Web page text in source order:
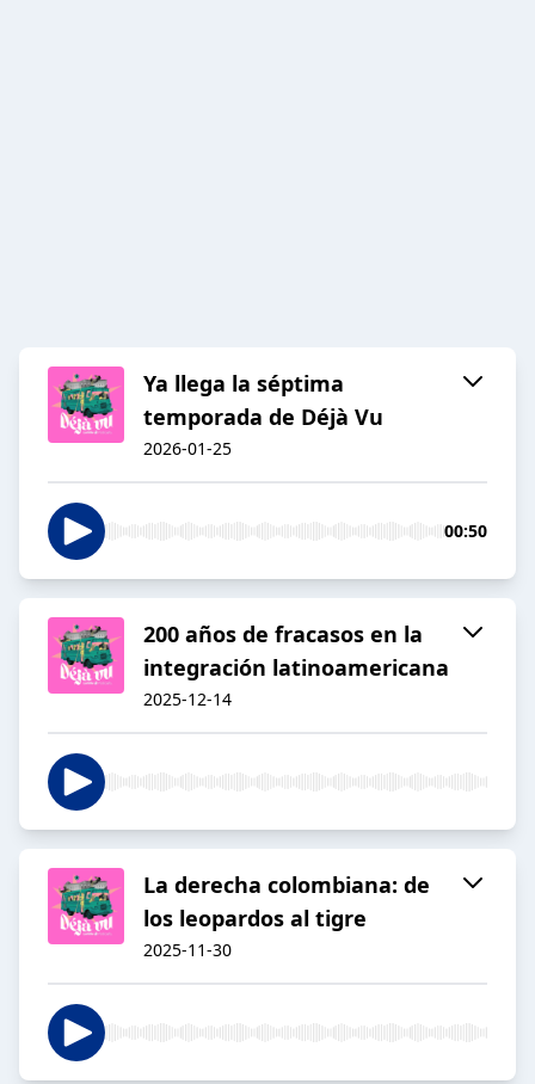
Ya llega la séptima
temporada de Déjà Vu
2026-01-25
00:50
200 años de fracasos en la
integración latinoamericana
2025-12-14
La derecha colombiana: de
los leopardos al tigre
2025-11-30